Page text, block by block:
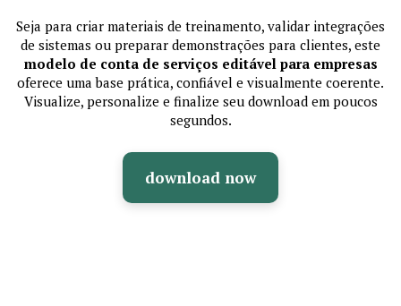
Seja para criar materiais de treinamento, validar integrações
de sistemas ou preparar demonstrações para clientes, este
modelo de conta de serviços editável para empresas
oferece uma base prática, confiável e visualmente coerente.
Visualize, personalize e finalize seu download em poucos
segundos.
download now